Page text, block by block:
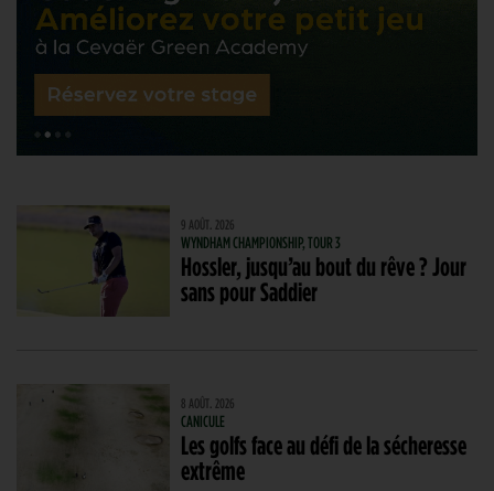
9 AOÛT. 2026
WYNDHAM CHAMPIONSHIP, TOUR 3
Hossler, jusqu’au bout du rêve ? Jour
sans pour Saddier
8 AOÛT. 2026
CANICULE
Les golfs face au défi de la sécheresse
extrême